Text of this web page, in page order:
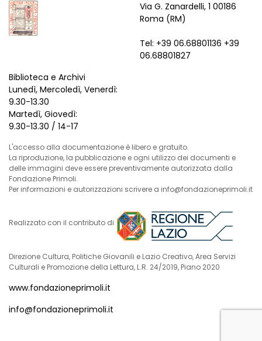
Via G. Zanardelli, 1 00186
Roma (RM)
Tel: +39 06.68801136 +39
06.68801827
Biblioteca e Archivi
Lunedì, Mercoledì, Venerdì:
9.30-13.30
Martedì, Giovedì:
9.30-13.30 / 14-17
L'accesso alla documentazione è libero e gratuito.
La riproduzione, la pubblicazione e ogni utilizzo dei documenti e
delle immagini deve essere preventivamente autorizzata dalla
Fondazione Primoli.
Per informazioni e autorizzazioni scrivere a info@fondazioneprimoli.it
Realizzato con il contributo di
Direzione Cultura, Politiche Giovanili e Lazio Creativo, Area Servizi
Culturali e Promozione della Lettura, L.R. 24/2019, Piano 2020
www.fondazioneprimoli.it
info@fondazioneprimoli.it